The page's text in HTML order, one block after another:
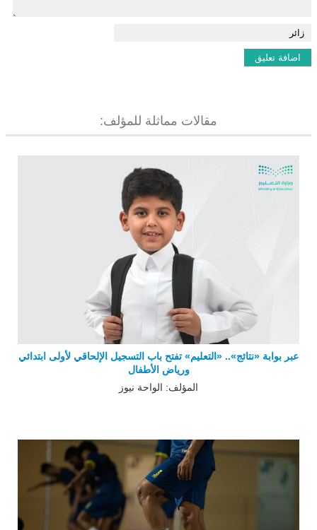
مقالات مماثلة للمؤلف:
عبر بوابة «نتائج».. «التعليم» تفتح باب التسجيل الإلحاقي لأولى ابتدائي
ورياض الأطفال
المؤلف: الواحة نيوز